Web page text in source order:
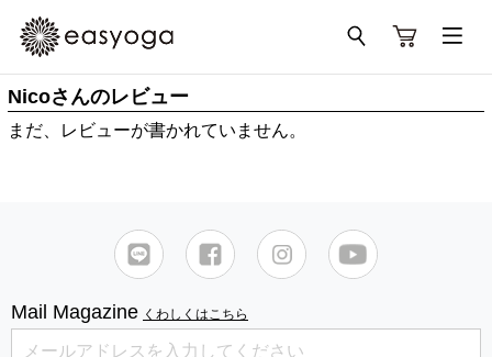
Nicoさんのレビュー
まだ、レビューが書かれていません。
Mail Magazine くわしくはこちら